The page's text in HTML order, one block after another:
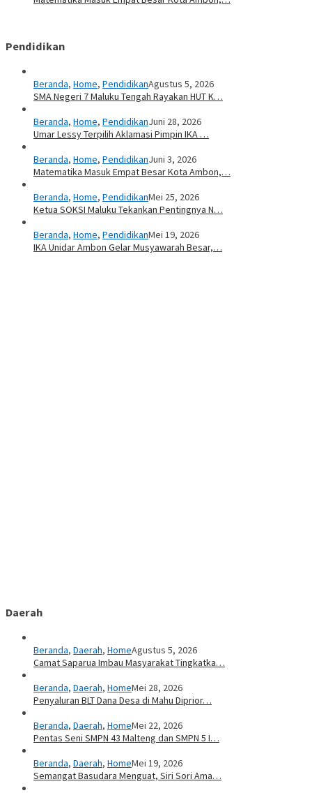
Pendidikan
Beranda, Home, PendidikanAgustus 5, 2026
SMA Negeri 7 Maluku Tengah Rayakan HUT K…
Beranda, Home, PendidikanJuni 28, 2026
Umar Lessy Terpilih Aklamasi Pimpin IKA …
Beranda, Home, PendidikanJuni 3, 2026
Matematika Masuk Empat Besar Kota Ambon,…
Beranda, Home, PendidikanMei 25, 2026
Ketua SOKSI Maluku Tekankan Pentingnya N…
Beranda, Home, PendidikanMei 19, 2026
IKA Unidar Ambon Gelar Musyawarah Besar,…
Daerah
Beranda, Daerah, HomeAgustus 5, 2026
Camat Saparua Imbau Masyarakat Tingkatka…
Beranda, Daerah, HomeMei 28, 2026
Penyaluran BLT Dana Desa di Mahu Diprior…
Beranda, Daerah, HomeMei 22, 2026
Pentas Seni SMPN 43 Malteng dan SMPN 5 I…
Beranda, Daerah, HomeMei 19, 2026
Semangat Basudara Menguat, Siri Sori Ama…